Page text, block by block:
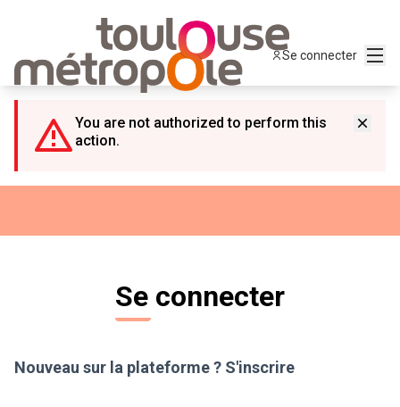
Se connecter
You are not authorized to perform this
action.
Se connecter
Nouveau sur la plateforme ? S'inscrire